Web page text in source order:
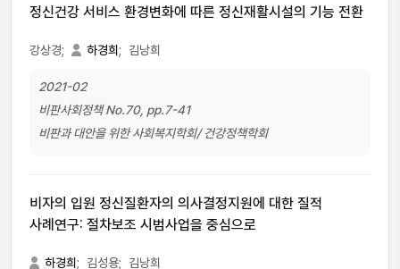
정신건강 서비스 환경변화에 따른 정신재활시설의 기능 전환
강상경; 하경희; 김낭희
2021-02
비판사회정책 No.70, pp.7-41
비판과 대안을 위한 사회복지학회/ 건강정책학회
비자의 입원 정신질환자의 의사결정지원에 대한 질적
사례연구: 절차보조 시범사업을 중심으로
하경희; 김성용; 김낭희